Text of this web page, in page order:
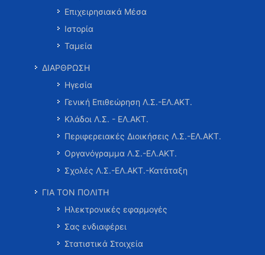
Επιχειρησιακά Μέσα
Ιστορία
Ταμεία
ΔΙΑΡΘΡΩΣΗ
Ηγεσία
Γενική Επιθεώρηση Λ.Σ.-ΕΛ.ΑΚΤ.
Κλάδοι Λ.Σ. - ΕΛ.ΑΚΤ.
Περιφερειακές Διοικήσεις Λ.Σ.-ΕΛ.ΑΚΤ.
Οργανόγραμμα Λ.Σ.-ΕΛ.ΑΚΤ.
Σχολές Λ.Σ.-ΕΛ.ΑΚΤ.-Κατάταξη
ΓΙΑ ΤΟΝ ΠΟΛΙΤΗ
Ηλεκτρονικές εφαρμογές
Σας ενδιαφέρει
Στατιστικά Στοιχεία